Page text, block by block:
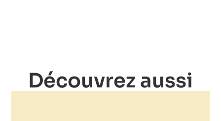
Découvrez aussi